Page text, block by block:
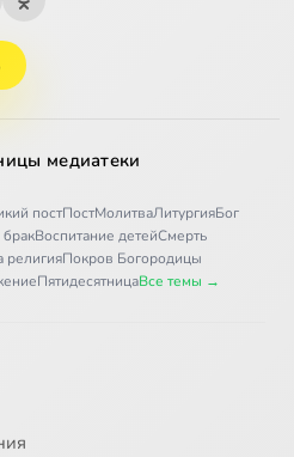
медиатеки
постПостМолитваЛитургияБог
Воспитание детейСмерть
религияПокров Богородицы
ПятидесятницаВсе темы →